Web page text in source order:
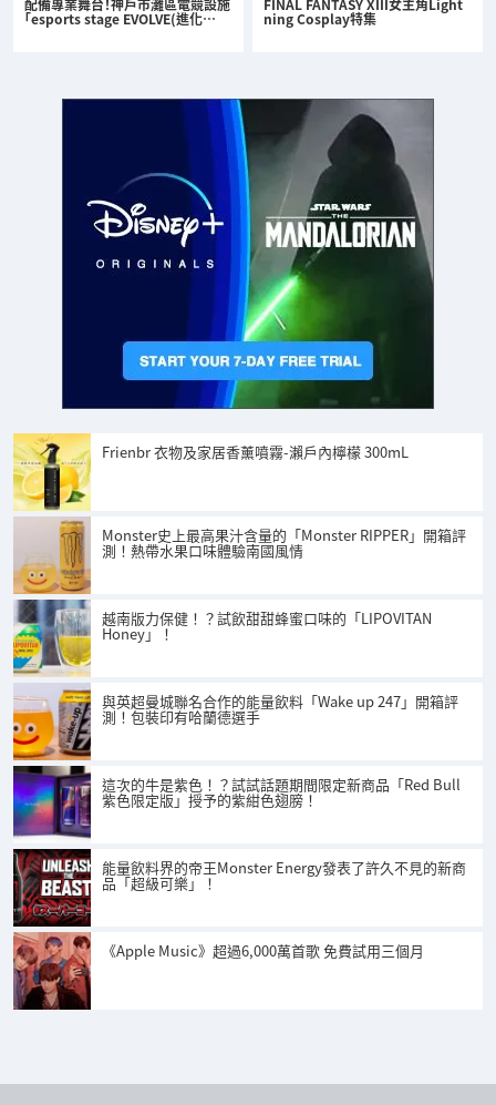
配備專業舞台！神戶市灘區電競設施
「esports stage EVOLVE(進化…
FINAL FANTASY XIII女主角Light
ning Cosplay特集
Frienbr 衣物及家居香薰噴霧-瀨戶內檸檬 300mL
Monster史上最高果汁含量的「Monster RIPPER」開箱評
測！熱帶水果口味體驗南國風情
越南版力保健！？試飲甜甜蜂蜜口味的「LIPOVITAN
Honey」！
與英超曼城聯名合作的能量飲料「Wake up 247」開箱評
測！包裝印有哈蘭德選手
這次的牛是紫色！？試試話題期間限定新商品「Red Bull
紫色限定版」授予的紫紺色翅膀！
能量飲料界的帝王Monster Energy發表了許久不見的新商
品「超級可樂」！
《Apple Music》超過6,000萬首歌 免費試用三個月